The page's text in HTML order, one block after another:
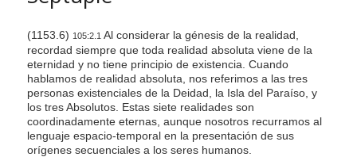
(1153.6) 105:2.1 Al considerar la génesis de la realidad,
recordad siempre que toda realidad absoluta viene de la
eternidad y no tiene principio de existencia. Cuando
hablamos de realidad absoluta, nos referimos a las tres
personas existenciales de la Deidad, la Isla del Paraíso, y
los tres Absolutos. Estas siete realidades son
coordinadamente eternas, aunque nosotros recurramos al
lenguaje espacio-temporal en la presentación de sus
orígenes secuenciales a los seres humanos.